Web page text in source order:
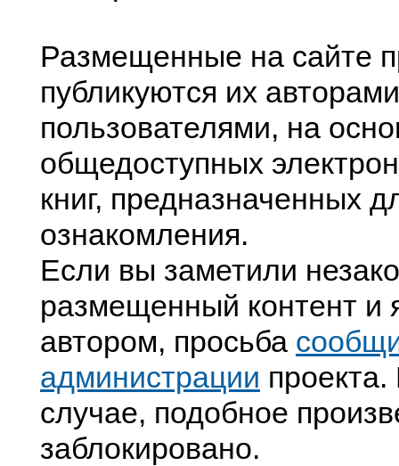
Размещенные на сайте
публикуются их
пользователями, на
общедоступных
книг, предназначенных
ознакомления.
Если вы заметили
размещенный контент и
автором, просьба
администрации
случае, подобное
заблокировано.